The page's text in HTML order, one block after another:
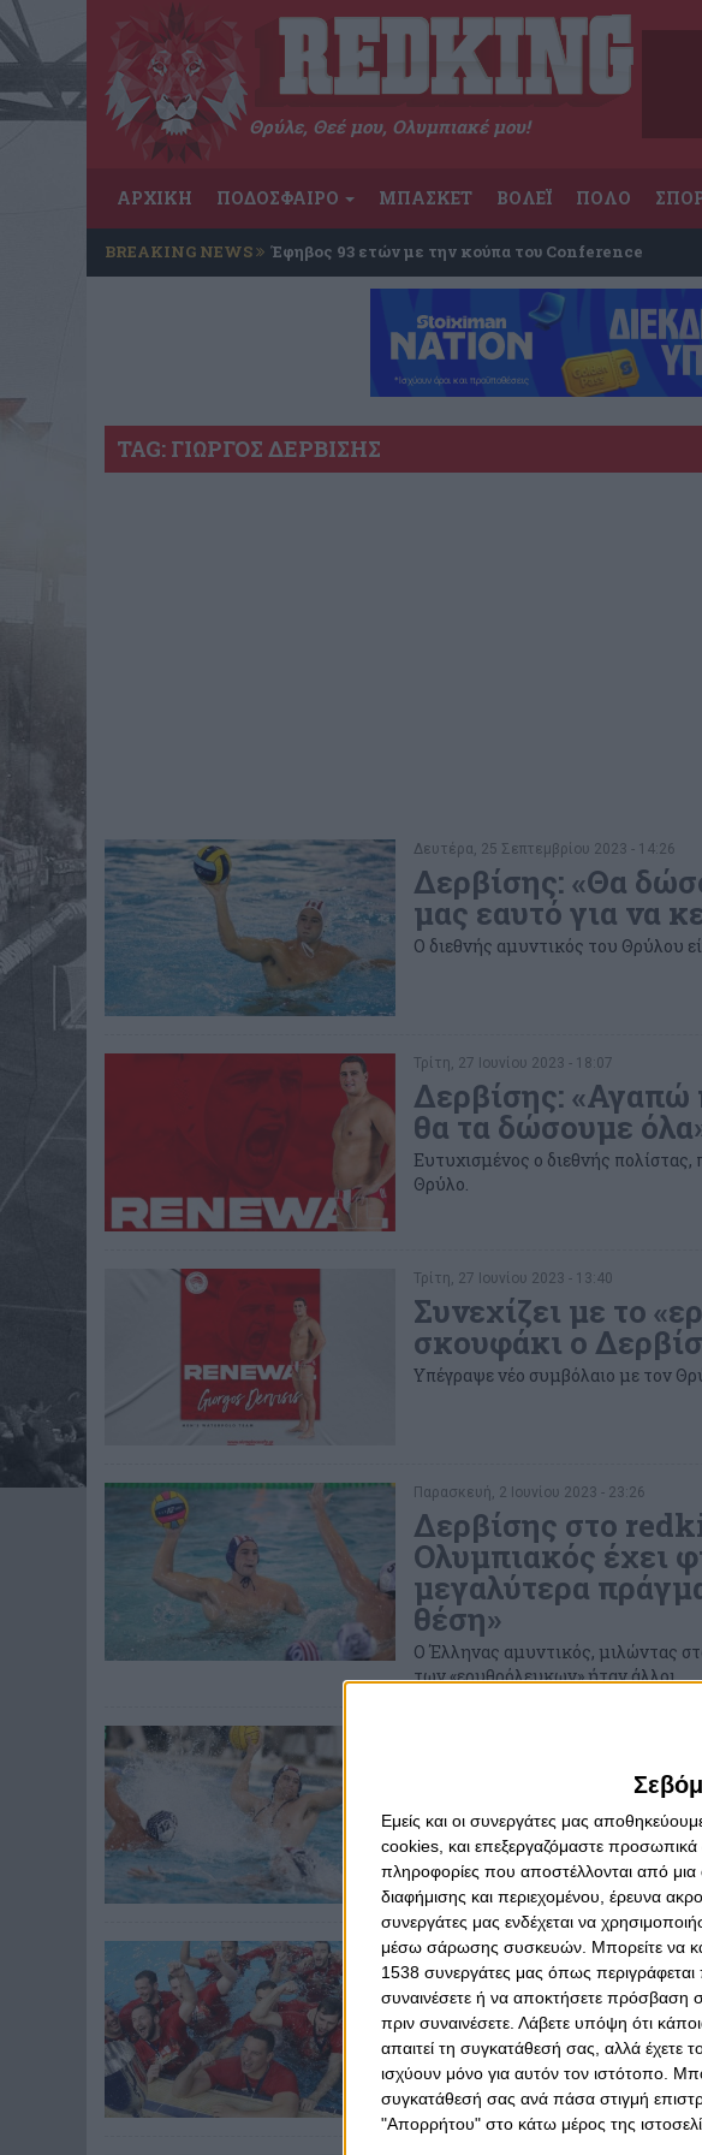
Εμείς και οι συνεργάτες μας
cookies, και επεξεργαζόμαστε
πληροφορίες που αποστέλλονται από μια
διαφήμισης και περιεχομένου, έρευνα
συνεργάτες μας ενδέχεται να
μέσω σάρωσης συσκευών. Μπορείτε να
1538 συνεργάτες μας όπως περιγράφεται
συναινέσετε ή να αποκτήσετε πρόσβαση
πριν συναινέσετε. Λάβετε υπόψη ότι
απαιτεί τη συγκατάθεσή σας, αλλά έχετε
ισχύουν μόνο για αυτόν τον ιστότοπο.
συγκατάθεσή σας ανά πάσα στιγμή
"Απορρήτου" στο κάτω μέρος της
Θρύλε, Θεέ μου, Ολυμπιακέ μου!
ΑΡΧΙΚΗ ΠΟΔΟΣΦΑΙΡΟ ΜΠΑΣΚΕΤ ΒΟΛΕΪ ΠΟΛΟ
BREAKING NEWS Έφηβος 93 ετών με την κούπα του Conference
TAG: ΓΙΩΡΓΟΣ ΔΕΡΒΙΣΗΣ
Δευτέρα, 25 Σεπτεμβρίου 2023 - 14:26
Δερβίσης: «Θα
μας εαυτό για να
O διεθνής αμυντικός του Θρύλου
Τρίτη, 27 Ιουνίου 2023 - 18:07
Δερβίσης: «Αγαπώ
θα τα δώσουμε
Ευτυχισμένος ο διεθνής
Θρύλο.
Τρίτη, 27 Ιουνίου 2023 - 13:40
Συνεχίζει με το
σκουφάκι ο
Υπέγραψε νέο συμβόλαιο με τον
Παρασκευή, 2 Ιουνίου 2023 - 23:26
Δερβίσης στο
Ολυμπιακός έχει
μεγαλύτερα
θέση»
Ο Έλληνας αμυντικός, μιλώντας
των «ερυθρόλευκων» ήταν άλλοι.
Δερβίσης:
τη Νόβι
Όσα είπε ο Έλληνας αμυντικός
Τρίτη, 16 Μαΐου 2023 - 22:34
Δερβίσης: «Οι 300
μεγάλος είναι ο
Ωραίες δηλώσεις από τον Γιώργο